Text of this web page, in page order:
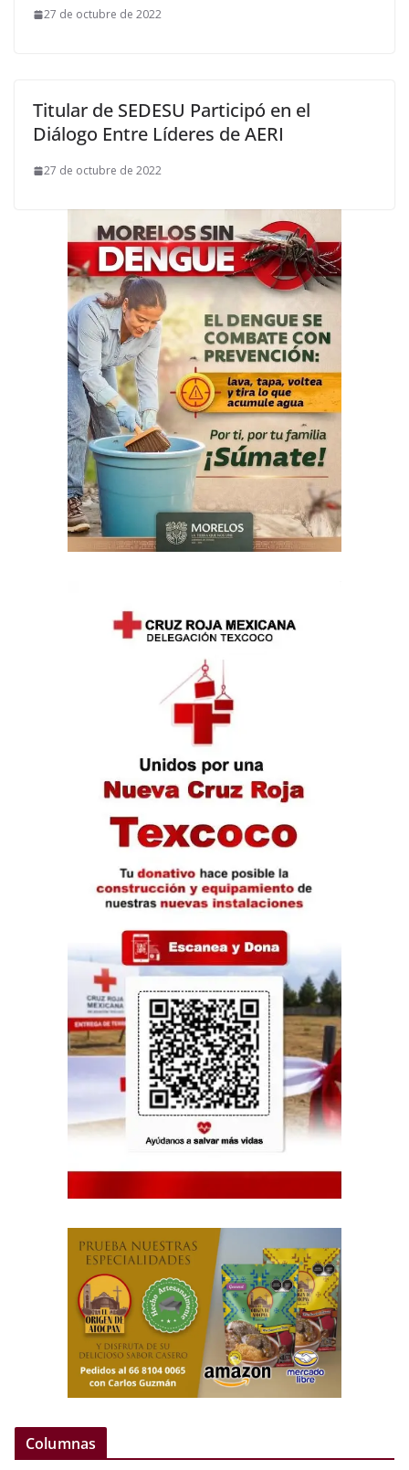
27 de octubre de 2022
Titular de SEDESU Participó en el
Diálogo Entre Líderes de AERI
27 de octubre de 2022
Columnas